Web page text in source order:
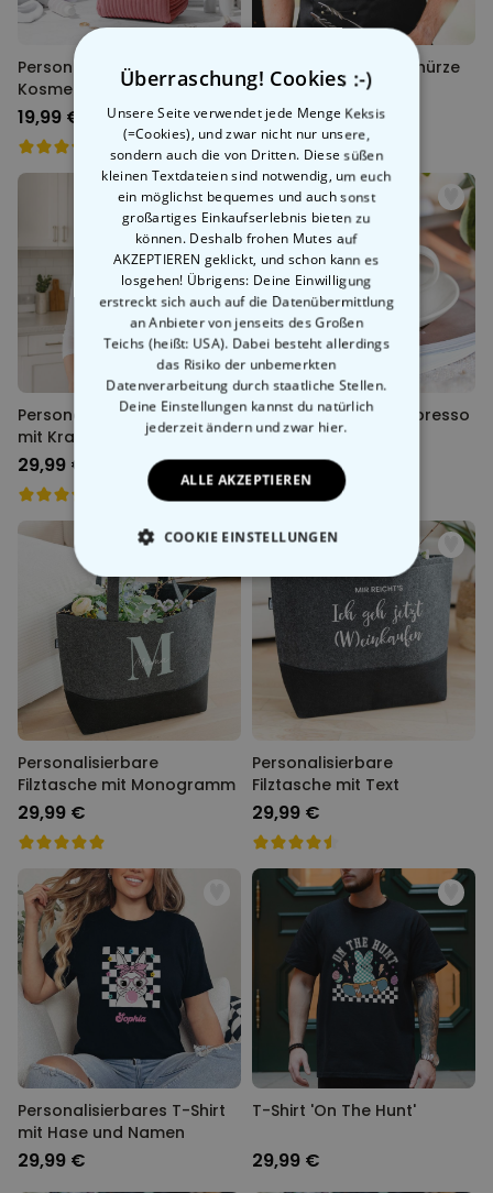
Personalisierbare
Kosmetiktasche mit Namen
19,99 €
Personalisierbare Schürze
mit Monogramm
29,99 €
Personalisierbare Schürze
mit Kranz und Text
29,99 €
Personalisierbare Espresso
Tasse mit drei Zeilen
17,99 €
Personalisierbare
Filztasche mit Monogramm
29,99 €
Personalisierbare
Filztasche mit Text
29,99 €
Personalisierbares T-Shirt
mit Hase und Namen
29,99 €
T-Shirt 'On The Hunt'
29,99 €
Überraschung! Cookies :-)
Unsere Seite verwendet jede Menge Keksis
(=Cookies), und zwar nicht nur unsere,
sondern auch die von Dritten. Diese süßen
kleinen Textdateien sind notwendig, um euch
ein möglichst bequemes und auch sonst
großartiges Einkaufserlebnis bieten zu
können. Deshalb frohen Mutes auf
AKZEPTIEREN geklickt, und schon kann es
losgehen! Übrigens: Deine Einwilligung
erstreckt sich auch auf die Datenübermittlung
an Anbieter von jenseits des Großen
Teichs (heißt: USA). Dabei besteht allerdings
das Risiko der unbemerkten
Datenverarbeitung durch staatliche Stellen.
Deine Einstellungen kannst du natürlich
jederzeit ändern und zwar hier.
ALLE AKZEPTIEREN
COOKIE EINSTELLUNGEN
ESSENTIELL
PERFORMANCE
MARKETING